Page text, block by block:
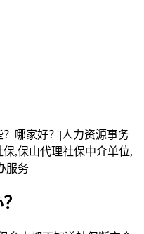
哪家好？|人力资源事务
,保山代理社保中介单位,
服务